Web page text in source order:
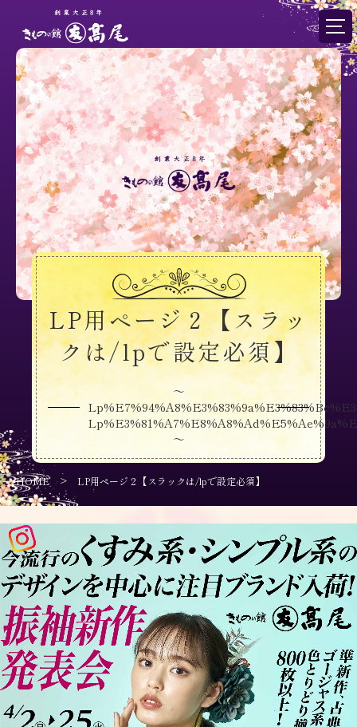
LP用ページ２【スラッ
クは/lpで設定必須】
～
～
HOME > LP用ページ２【スラックは/lpで設定必須】